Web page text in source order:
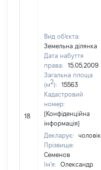
18
Вид об'єкта:
Земельна ділянка
Дата набуття
права:
15.05.2009
Загальна площа
(м2):
15563
Кадастровий
номер:
[Конфіденційна
інформація]
Декларує:
чоловік
Прізвище:
Семенов
Ім'я:
Олександр